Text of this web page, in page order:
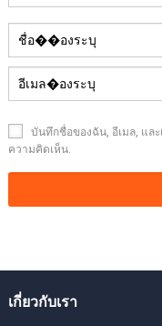
บันทึกชื่อของฉัน, อีเมล, แล
ความคิดเห็น.
เกี่ยวกับเรา